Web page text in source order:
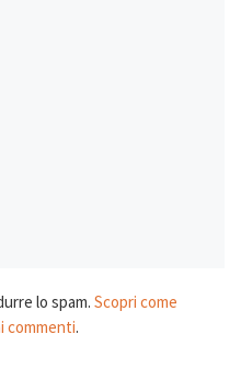
lo spam. Scopri come
commenti.